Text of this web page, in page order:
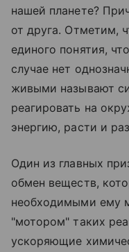
нашей планете?
от друга. Отметим,
единого понятия,
случае нет
живыми называют
реагировать на
энергию, расти и
Один из главных
обмен веществ,
необходимыми ему
"мотором" таких
ускоряющие